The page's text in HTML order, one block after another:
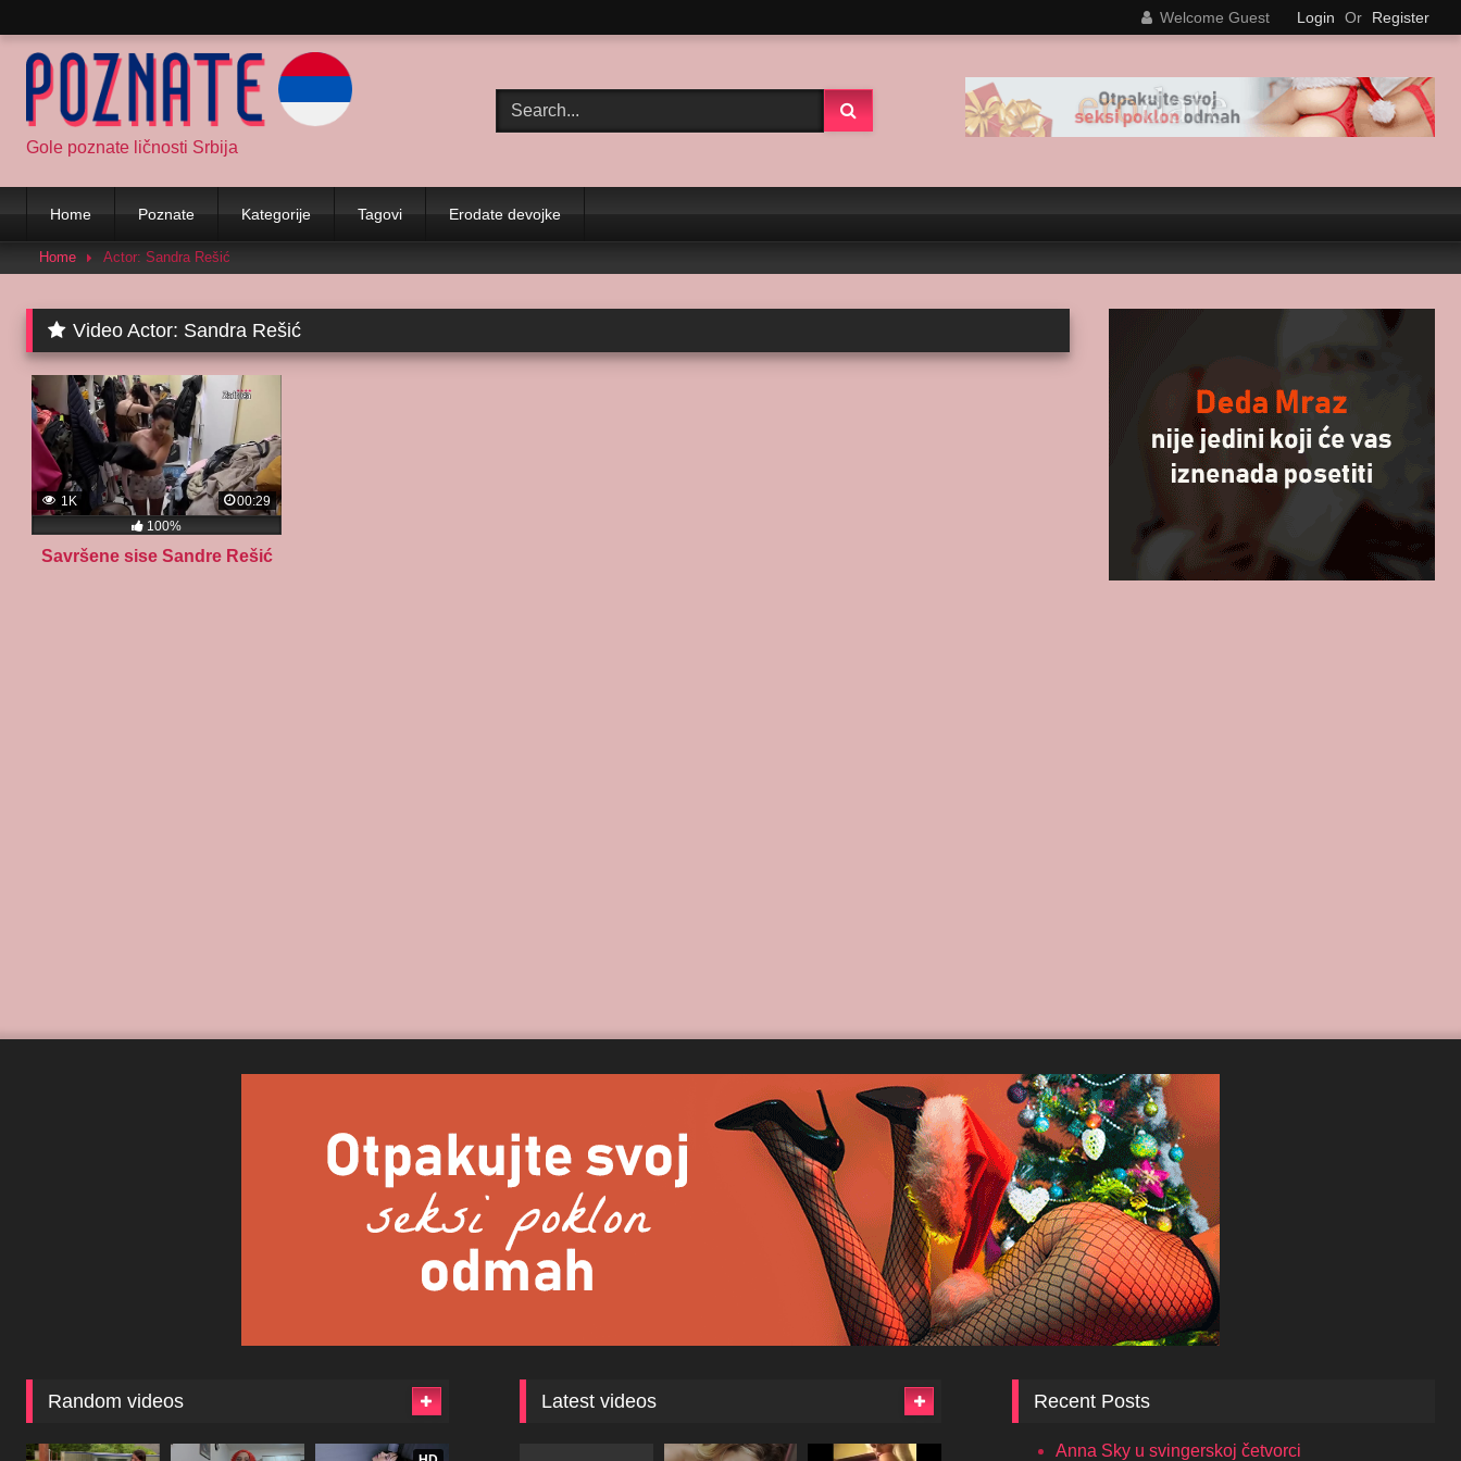
to
content
Welcome Guest Login Or Register
Gole poznate ličnosti Srbija
Home Poznate Kategorije Tagovi Erodate devojke
Home Actor: Sandra Rešić
Video Actor: Sandra Rešić
1K
00:29
100%
Savršene sise Sandre Rešić
Random videos Latest videos Recent Posts
Anna Sky u svingerskoj četvorci